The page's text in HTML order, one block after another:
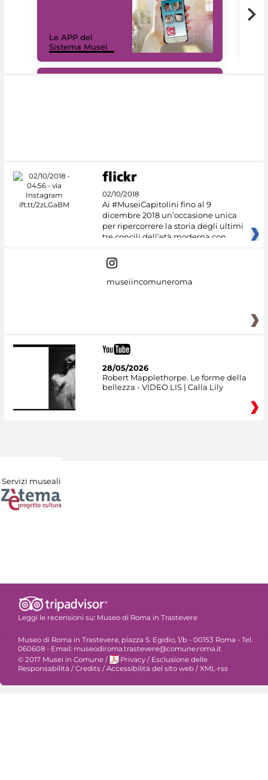
Le APP del
Sistema Musei
02/10/2018
Ai #MuseiCapitolini fino al 9
dicembre 2018 un’occasione unica
per ripercorrere la storia degli ultimi
tre concili dell’età moderna con
museiincomuneroma
28/05/2026
Robert Mapplethorpe. Le forme della
bellezza - VIDEO LIS | Calla Lily
Servizi museali
Leggi le recensioni su: Museo di Roma in Trastevere
Museo di Roma in Trastevere, piazza S. Egidio, 1/b - 00153 Roma - Tel.
060608 - Email: museodiroma.trastevere@comune.roma.it
© 2017 Musei in Comune / Privacy / Esclusione delle
Responsabilità /Credits /Accessibilità del sito web /XML-rss